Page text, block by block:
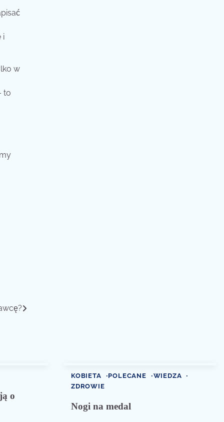
i
w
to
o
KOBIETA POLECANE
WIEDZA
ZDROWIE
Nogi na medal